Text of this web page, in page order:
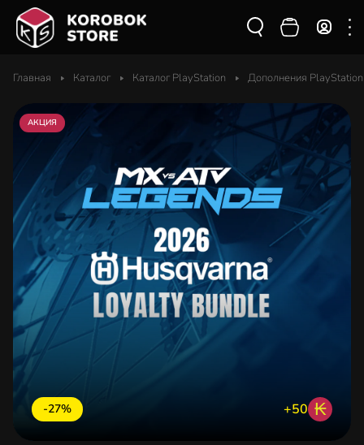
Главная Каталог Каталог PlayStation Дополнения PlayStation
-27% +50 ₭
АКЦИЯ